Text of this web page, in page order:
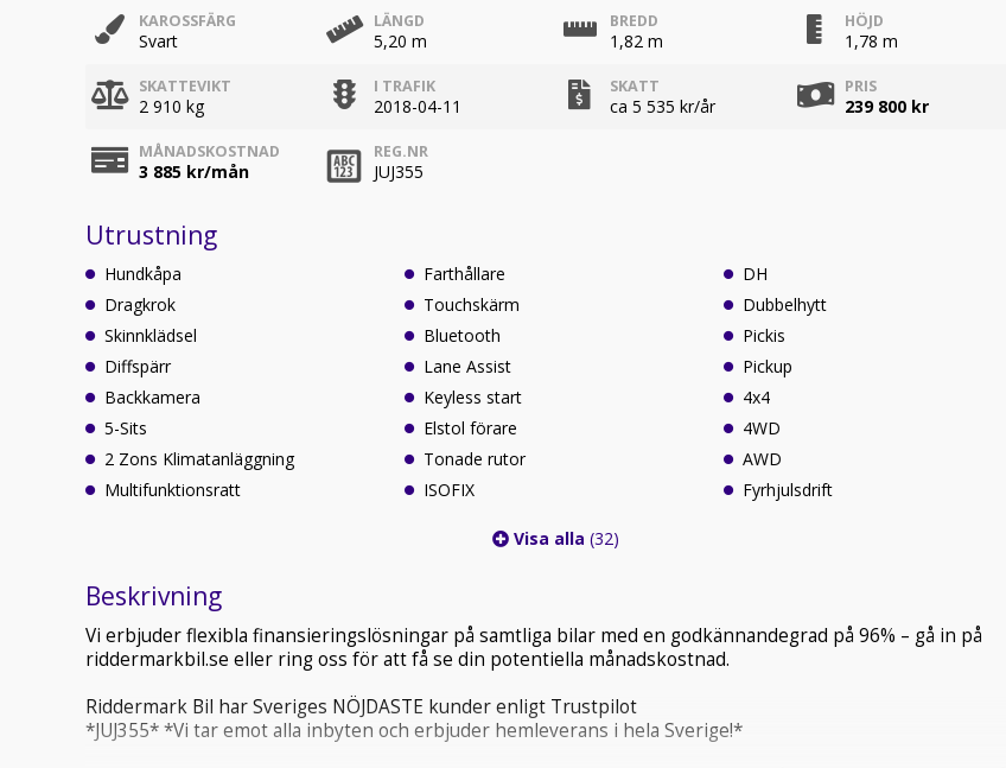
KAROSSFÄRG
Svart
LÄNGD
5,20 m
BREDD
1,82 m
HÖJD
1,78 m
SKATTEVIKT
2 910 kg
I TRAFIK
2018-04-11
SKATT
ca 5 535 kr/år
PRIS
239 800 kr
MÅNADSKOSTNAD
3 885 kr/mån
REG.NR
JUJ355
Utrustning
Hundkåpa
Dragkrok
Skinnklädsel
Diffspärr
Backkamera
5-Sits
2 Zons Klimatanläggning
Multifunktionsratt
Farthållare
Touchskärm
Bluetooth
Lane Assist
Keyless start
Elstol förare
Tonade rutor
ISOFIX
DH
Dubbelhytt
Pickis
Pickup
4x4
4WD
AWD
Fyrhjulsdrift
Visa alla(32)
Beskrivning
Vi erbjuder flexibla finansieringslösningar på samtliga bilar med en godkännandegrad på 96% – gå in på
riddermarkbil.se eller ring oss för att få se din potentiella månadskostnad.
Riddermark Bil har Sveriges NÖJDASTE kunder enligt Trustpilot
*JUJ355* *Vi tar emot alla inbyten och erbjuder hemleverans i hela Sverige!*